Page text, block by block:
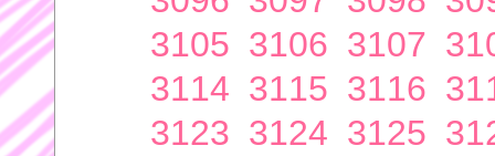
3105 3106 3107
3114 3115 3116
3123 3124 3125